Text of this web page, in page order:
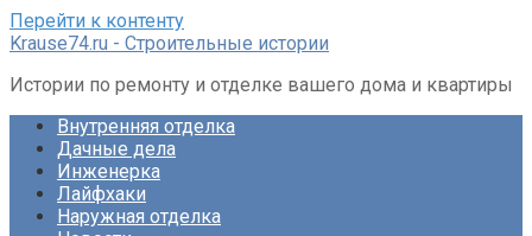
Перейти к контенту
Krause74.ru - Строительные истории
Истории по ремонту и отделке вашего дома и квартиры
Внутренняя отделка
Дачные дела
Инженерка
Лайфхаки
Наружная отделка